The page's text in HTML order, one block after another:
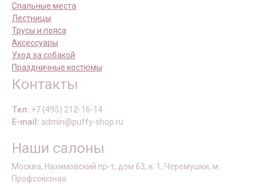
Спальные места
Лестницы
Трусы и пояса
Аксессуары
Уход за собакой
Праздничные костюмы
Контакты
Тел: +7 (495) 212-16-14
E-mail: admin@puffy-shop.ru
Наши салоны
Москва, Нахимовский пр-т, дом 63, к. 1, Черемушки, м
Профсоюзная